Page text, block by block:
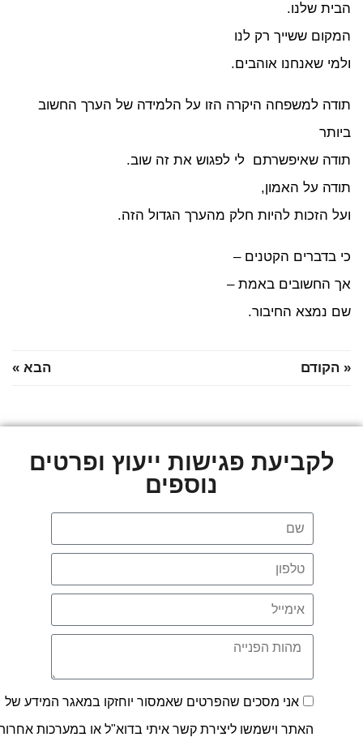
שלנו.
ששייך רק לנו
שאנחנו אוהבים.
למשפחה היקרה הזו על הלמידה של הערך החשוב
שאיפשרתם לי לפגוש את זה שוב.
על האמון,
הזכות להיות חלק מהערך הגדול הזה.
בדברים הקטנים –
החשובים באמת –
נמצא החיבור.
הקודם הבא »
לקביעת פגישות ייעוץ ופרטים
נוספים
אני מסכים שהפרטים שאמסור יוחזקו במאגר המידע של
האתר וישמשו ליצירת קשר איתי בדוא"ל או במערכות אחרות,